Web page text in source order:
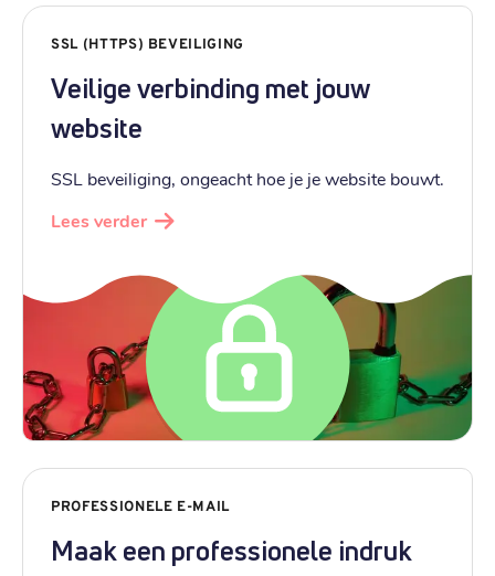
SSL (HTTPS) BEVEILIGING
Veilige verbinding met jouw
website
SSL beveiliging, ongeacht hoe je je website bouwt.
Lees verder
PROFESSIONELE E-MAIL
Maak een professionele indruk